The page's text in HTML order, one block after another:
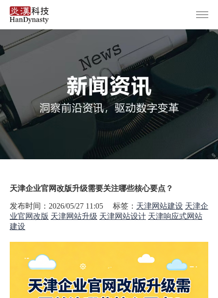
天津企业官网改版升级需要关注哪些核心要点？
发布时间：2026/05/27 11:05 标签： 天津网站建设 天津企
业官网改版 天津网站升级 天津网站设计 天津响应式网站
建设
首页
服务范围
设计案例
关于炎汉
新闻资讯
联系我们